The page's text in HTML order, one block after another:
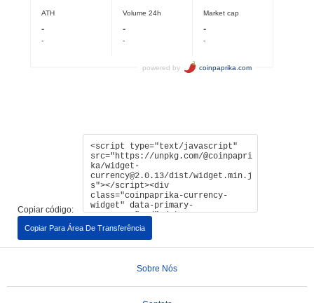
Copiar código:
Copiar Para Área De Transferência
Sobre Nós